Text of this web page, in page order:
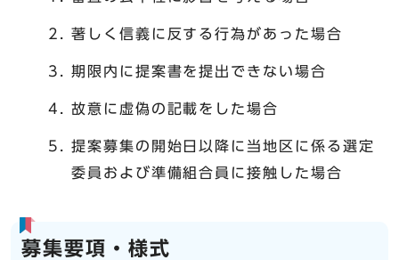
著しく信義に反する行為があった場合
期限内に提案書を提出できない場合
故意に虚偽の記載をした場合
提案募集の開始日以降に当地区に係る選定
委員および準備組合員に接触した場合
募集要項・様式